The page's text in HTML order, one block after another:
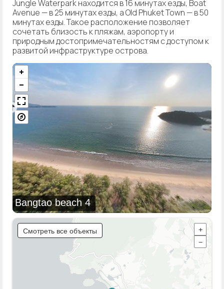
Jungle Waterpark находится в 16 минутах езды, Boat
Avenue — в 25 минутах езды, а Old Phuket Town — в 50
минутах езды. Такое расположение позволяет
сочетать близость к пляжам, аэропорту и
природным достопримечательностям с доступом к
развитой инфраструктуре острова.
Bangtao beach 4
Смотреть все объекты
+
−